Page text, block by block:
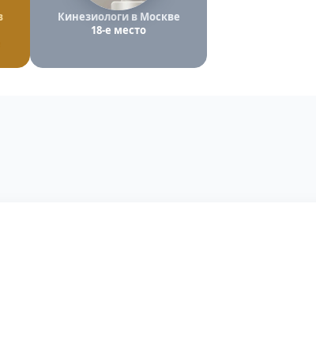
Кинезиологи в Москве
18-е место